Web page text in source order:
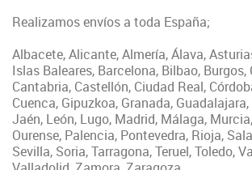
Realizamos envíos a toda España;
Albacete, Alicante, Almería, Álava,
Islas Baleares, Barcelona, Bilbao, Burgos,
Cantabria, Castellón, Ciudad Real,
Cuenca, Gipuzkoa, Granada,
Jaén, León, Lugo, Madrid, Málaga,
Ourense, Palencia, Pontevedra, Rioja,
Sevilla, Soria, Tarragona, Teruel, Toledo,